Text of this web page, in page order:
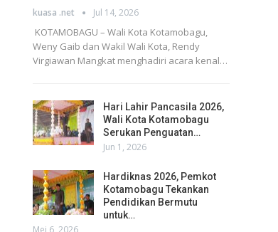
kuasa .net Jul 14, 2026
KOTAMOBAGU – Wali Kota Kotamobagu,
Weny Gaib dan Wakil Wali Kota, Rendy
Virgiawan Mangkat menghadiri acara kenal…
Hari Lahir Pancasila 2026,
Wali Kota Kotamobagu
Serukan Penguatan…
Jun 1, 2026
Hardiknas 2026, Pemkot
Kotamobagu Tekankan
Pendidikan Bermutu
untuk…
Mei 6, 2026